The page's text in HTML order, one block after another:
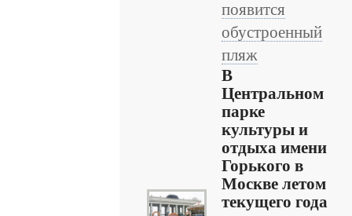
появится
обустроенный
пляж
В
Центральном
парке
культуры и
отдыха имени
Горького в
Москве летом
текущего года